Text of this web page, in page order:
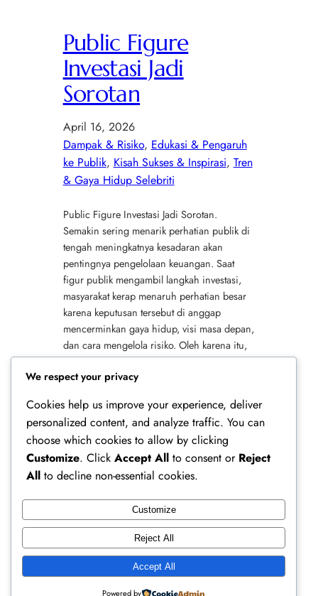
Public Figure
Investasi Jadi
Sorotan
April 16, 2026
Dampak & Risiko, Edukasi & Pengaruh
ke Publik, Kisah Sukses & Inspirasi, Tren
& Gaya Hidup Selebriti
Public Figure Investasi Jadi Sorotan.
Semakin sering menarik perhatian publik di
tengah meningkatnya kesadaran akan
pentingnya pengelolaan keuangan. Saat
figur publik mengambil langkah investasi,
masyarakat kerap menaruh perhatian besar
karena keputusan tersebut di anggap
mencerminkan gaya hidup, visi masa depan,
dan cara mengelola risiko. Oleh karena itu,
topik ini selalu relevan dan menarik untuk
di…
Ferry Doedens | Public Figure, Actor & Creative
Profile
Instagram
Facebook
X
We respect your privacy
Cookies help us improve your experience, deliver
personalized content, and analyze traffic. You can
choose which cookies to allow by clicking
Customize. Click Accept All to consent or Reject
All to decline non-essential cookies.
Customize
Reject All
Accept All
Powered by